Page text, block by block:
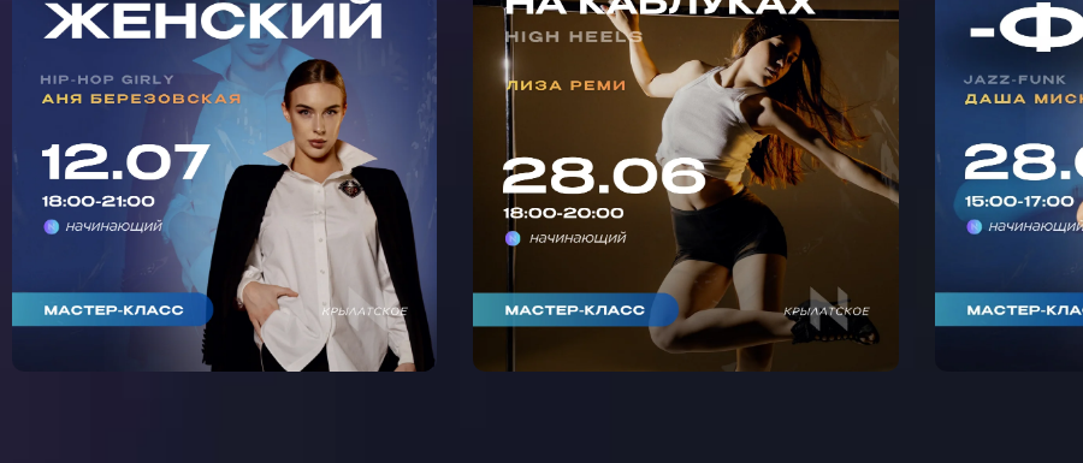
МАСТЕР-КЛАСС ЖЕНСКИЙ
ХИП-ХОП С АНЕЙ
БЕРЕЗОВСКОЙ В
КРЫЛАТСКОМ 🩵
МАСТЕР-КЛАСС ТАНЦЫ НА
КАБЛУКАХ С ЛИЗОЙ РЕМИ
В КРЫЛАТСКОМ 🩵